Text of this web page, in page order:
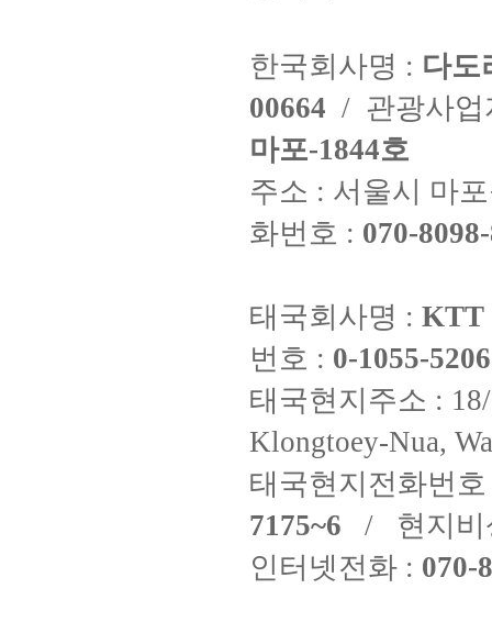
한국회사명 : 다도
00664 / 관광사
마포-1844호
주소 : 서울시 마
화번호 : 070-
태국회사명 : KTT
번호 : 0-1055-
태국현지주소 :
Klongtoey-Nua,
태국현지전화번
7175~6 / 현지비
인터넷전화 : 070-